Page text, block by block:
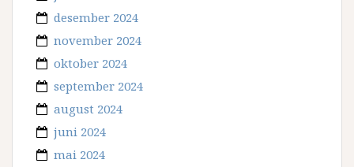
desember 2024
november 2024
oktober 2024
september 2024
august 2024
juni 2024
mai 2024